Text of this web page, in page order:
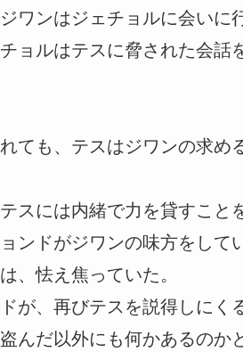
ワンはジェチョルに会いに
ョルはテスに脅された会話
ても、テスはジワンの求め
スには内緒で力を貸すこと
ンドがジワンの味方をして
、怯え焦っていた。
が、再びテスを説得しにく
んだ以外にも何かあるのか